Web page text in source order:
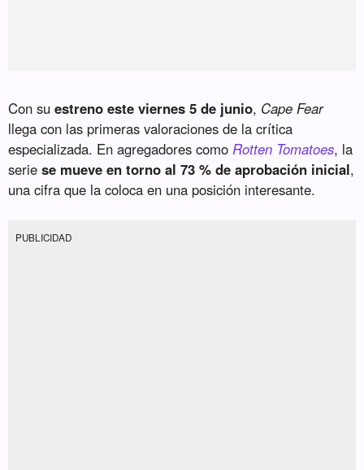
Con suestreno este viernes 5 de junio, Cape Fear
llega con las primeras valoraciones de la crítica
especializada. En agregadores comoRotten Tomatoes, la
seriese mueve en torno al 73 % de aprobación inicial,
una cifra que la coloca en una posición interesante.
PUBLICIDAD